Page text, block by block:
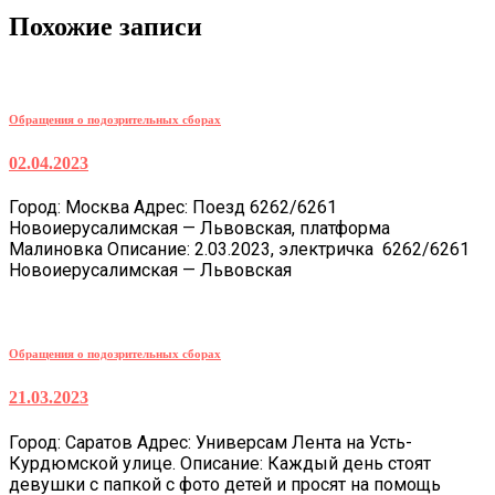
Похожие записи
Обращения о подозрительных сборах
02.04.2023
Город: Москва Адрес: Поезд 6262/6261
Новоиерусалимская — Львовская, платформа
Малиновка Описание: 2.03.2023, электричка 6262/6261
Новоиерусалимская — Львовская
Обращения о подозрительных сборах
21.03.2023
Город: Саратов Адрес: Универсам Лента на Усть-
Курдюмской улице. Описание: Каждый день стоят
девушки с папкой с фото детей и просят на помощь